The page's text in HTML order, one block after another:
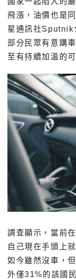
飛漲，油價也是
星通訊社Sputnik
部分民眾有意購
至有持續加溫的可
調查顯示，當前
自己現在手頭上
如今雖然沒車，
外僅31%的該國